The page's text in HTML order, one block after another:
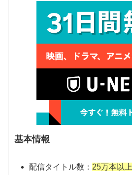
基本情報
配信タイトル数： 25万本以上